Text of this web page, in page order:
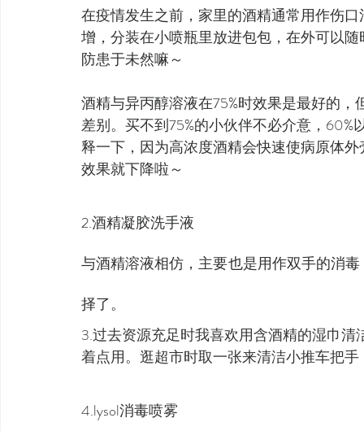
在疫情发生之前，家里的酒精通常用作伤
增，分装在小喷瓶里放进包包，在外可以
防患于未然嘛～
酒精与异丙醇溶液在75%时效果是最好的
差别。买不到75%的小伙伴不必介意，
释一下，因为高浓度酒精会快速使病原体
效果就下降啦～
2.酒精凝胶洗手液
与酒精溶液相仿，主要也是用作双手的消
择了。
3.过去资源充足时我喜欢用含酒精的湿巾
着点用。逛超市时取一张来清洁小推车把
4.lysol消毒喷雾